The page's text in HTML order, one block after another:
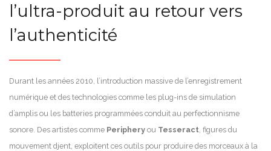
l’ultra-produit au retour vers
l’authenticité
Durant les années 2010, l’introduction massive de l’enregistrement
numérique et des technologies comme les plug-ins de simulation
d’amplis ou les batteries programmées conduit au perfectionnisme
sonore. Des artistes comme Periphery ou Tesseract , figures du
mouvement djent, exploitent ces outils pour produire des morceaux à la